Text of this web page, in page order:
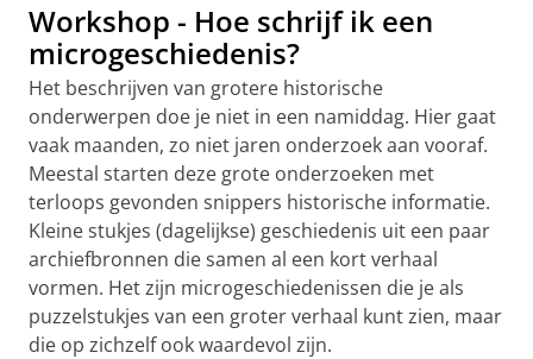
Workshop - Hoe schrijf ik een
microgeschiedenis?
Het beschrijven van grotere historische
onderwerpen doe je niet in een namiddag. Hier gaat
vaak maanden, zo niet jaren onderzoek aan vooraf.
Meestal starten deze grote onderzoeken met
terloops gevonden snippers historische informatie.
Kleine stukjes (dagelijkse) geschiedenis uit een paar
archiefbronnen die samen al een kort verhaal
vormen. Het zijn microgeschiedenissen die je als
puzzelstukjes van een groter verhaal kunt zien, maar
die op zichzelf ook waardevol zijn.